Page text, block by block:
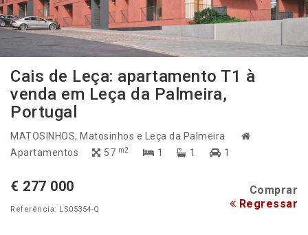
Cais de Leça: apartamento T1 à
venda em Leça da Palmeira,
Portugal
MATOSINHOS, Matosinhos e Leça da Palmeira
Apartamentos
57 m2 1 1 1
€ 277 000 Comprar
Referência: LS05354-Q Regressar